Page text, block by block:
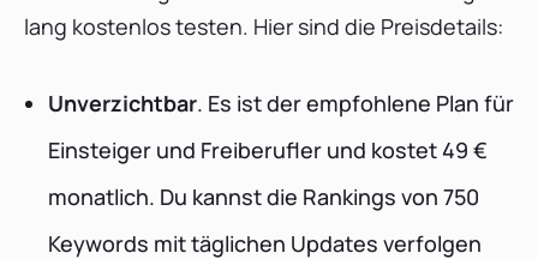
lang kostenlos testen. Hier sind die Preisdetails:
Unverzichtbar. Es ist der empfohlene Plan für
Einsteiger und Freiberufler und kostet 49 €
monatlich. Du kannst die Rankings von 750
Keywords mit täglichen Updates verfolgen